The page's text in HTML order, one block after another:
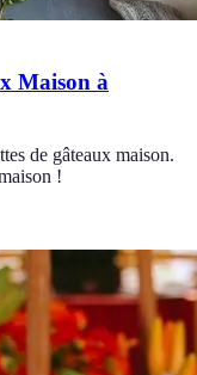
Maison à
de gâteaux maison.
!